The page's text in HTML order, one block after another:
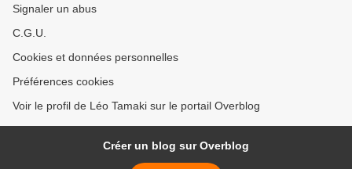
Signaler un abus
C.G.U.
Cookies et données personnelles
Préférences cookies
Voir le profil de Léo Tamaki sur le portail Overblog
Créer un blog sur Overblog